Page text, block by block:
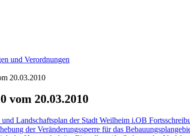
und Verordnungen
20.03.2010
vom 20.03.2010
und Landschaftsplan der Stadt Weilheim i.OB
der Veränderungssperre für das